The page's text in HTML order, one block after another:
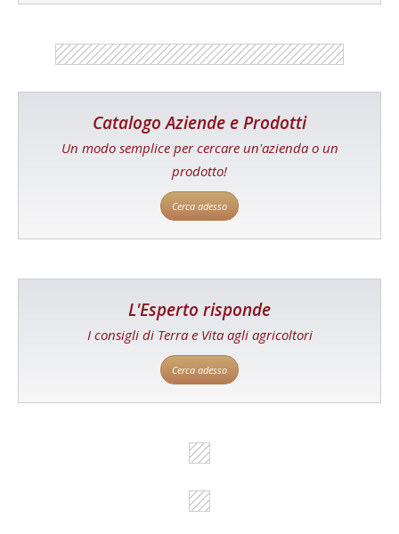
Catalogo Aziende e Prodotti
Un modo semplice per cercare un'azienda o un
prodotto!
Cerca adesso
L'Esperto risponde
I consigli di Terra e Vita agli agricoltori
Cerca adesso